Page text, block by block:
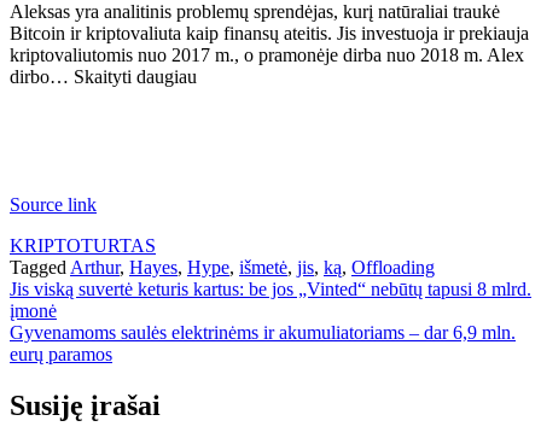
Aleksas yra analitinis problemų sprendėjas, kurį natūraliai traukė
Bitcoin ir kriptovaliuta kaip finansų ateitis. Jis investuoja ir prekiauja
kriptovaliutomis nuo 2017 m., o pramonėje dirba nuo 2018 m. Alex
dirbo… Skaityti daugiau
Source link
KRIPTOTURTAS
TaggedArthur, Hayes, Hype, išmetė, jis, ką, Offloading
Navigacija
tarp
įrašų
Jis viską suvertė keturis kartus: be jos „Vinted“ nebūtų tapusi 8 mlrd.
įmonė
Gyvenamoms saulės elektrinėms ir akumuliatoriams – dar 6,9 mln.
eurų paramos
Susiję įrašai